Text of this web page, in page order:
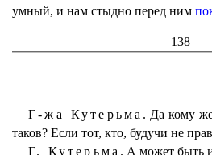
умный, и нам стыдно перед ним
138
Г-жа Кутерьма. Да кому
таков? Если тот, кто, будучи не
Г. Кутерьма. А может быть